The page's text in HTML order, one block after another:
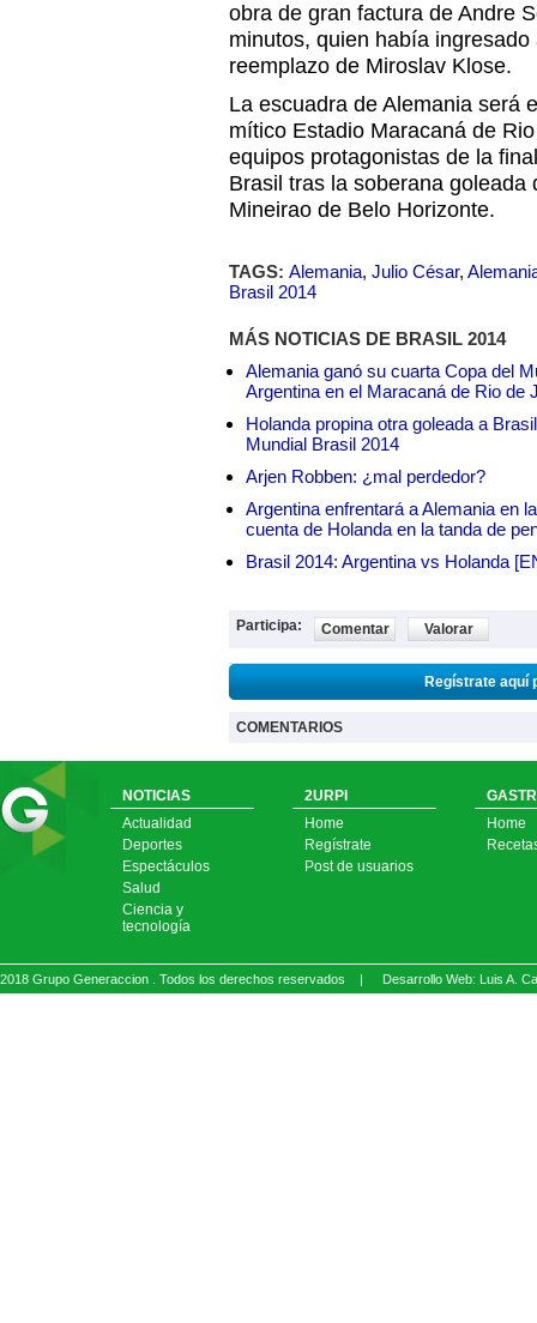
obra de gran factura de Andre
minutos, quien había
reemplazo de Miroslav Klose.
La escuadra de Alemania será
mítico Estadio Maracaná de
equipos protagonistas de la
Brasil tras la soberana
Mineirao de Belo Horizonte.
TAGS: Alemania, Julio César,
Brasil 2014
MÁS NOTICIAS DE BRASIL 2014
Alemania ganó su cuarta Copa del
Argentina en el Maracaná de Rio de
Holanda propina otra goleada a
Mundial Brasil 2014
Arjen Robben: ¿mal perdedor?
Argentina enfrentará a Alemania en
cuenta de Holanda en la tanda de
Brasil 2014: Argentina vs Holanda
Participa: Comentar Valorar
Regístrate aquí
COMENTARIOS
NOTICIAS
Actualidad
Deportes
Espectáculos
Salud
Ciencia y
tecnología
2URPI
Home
Regístrate
Post de usuarios
Home
2018 Grupo Generaccion . Todos los derechos reservados | Desarrollo Web: Luis